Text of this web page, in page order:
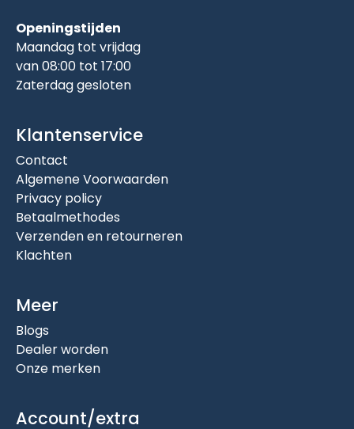
Openingstijden
Maandag tot vrijdag
van 08:00 tot 17:00
Zaterdag gesloten
Klantenservice
Contact
Algemene Voorwaarden
Privacy policy
Betaalmethodes
Verzenden en retourneren
Klachten
Meer
Blogs
Dealer worden
Onze merken
Account/extra